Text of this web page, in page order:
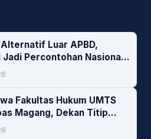
Luar APBD,
Jadi Percontohan Nasional
Daerah
Fakultas Hukum UMTS
Magang, Dekan Titip
Penting